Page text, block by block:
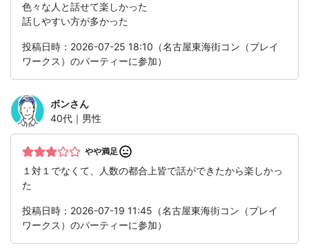
色々な人と話せて楽しかった
話しやすい方が多かった
投稿日時：2026-07-25 18:10（名古屋東海街コン（プレイ
ワークス）のパーティーに参加）
ボンさん
40代｜男性
やや満足
１対１でなくて、人数の都合上皆で話ができたから楽しかっ
た
投稿日時：2026-07-19 11:45（名古屋東海街コン（プレイ
ワークス）のパーティーに参加）